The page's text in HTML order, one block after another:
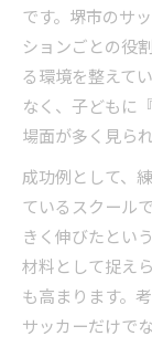
です。堺市のサ
ションごとの役
る環境を整えて
なく、子どもに
場面が多く見られ
成功例として、
ているスクール
きく伸びたとい
材料として捉え
も高まります。
サッカーだけで